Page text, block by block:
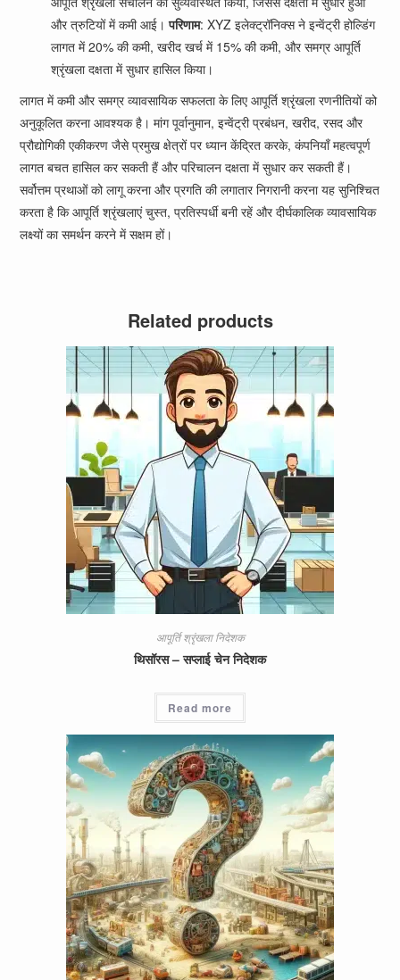
और त्रुटियों में कमी आई।परिणाम: XYZ इलेक्ट्रॉनिक्स ने इन्वेंट्री होल्डिंग
लागत में 20% की कमी, खरीद खर्च में 15% की कमी, और समग्र आपूर्ति
श्रृंखला दक्षता में सुधार हासिल किया।
लागत में कमी और समग्र व्यावसायिक सफलता के लिए आपूर्ति श्रृंखला रणनीतियों को
अनुकूलित करना आवश्यक है। मांग पूर्वानुमान, इन्वेंट्री प्रबंधन, खरीद, रसद और
प्रौद्योगिकी एकीकरण जैसे प्रमुख क्षेत्रों पर ध्यान केंद्रित करके, कंपनियाँ महत्वपूर्ण
लागत बचत हासिल कर सकती हैं और परिचालन दक्षता में सुधार कर सकती हैं।
सर्वोत्तम प्रथाओं को लागू करना और प्रगति की लगातार निगरानी करना यह सुनिश्चित
करता है कि आपूर्ति श्रृंखलाएं चुस्त, प्रतिस्पर्धी बनी रहें और दीर्घकालिक व्यावसायिक
लक्ष्यों का समर्थन करने में सक्षम हों।
Related products
आपूर्ति श्रृंखला निदेशक
थिसॉरस – सप्लाई चेन निदेशक
Read more